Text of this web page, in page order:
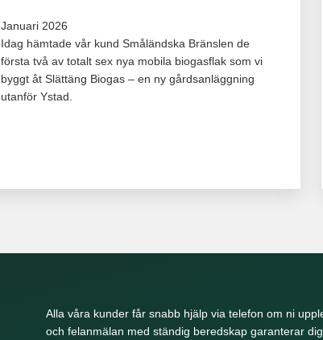
Januari 2026
Idag hämtade vår kund Småländska Bränslen de
första två av totalt sex nya mobila biogasflak som vi
byggt åt Slättäng Biogas – en ny gårdsanläggning
utanför Ystad.
Alla våra kunder får snabb hjälp via telefon om ni
och felanmälan med ständig beredskap garanterar